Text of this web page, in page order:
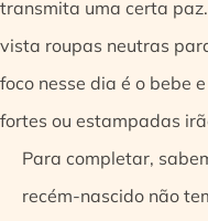
transmita uma certa
vista roupas neutras
foco nesse dia é o bebe
fortes ou estampadas
Para completar,
recém-nascido não